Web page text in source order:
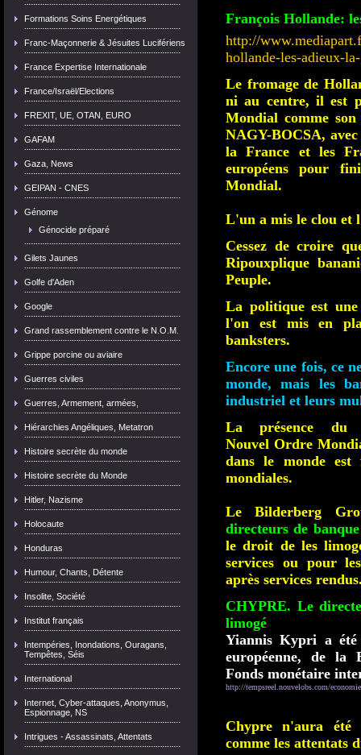
Formations Soins Energétiques
Franc-Maçonnerie & Jésuites Lucifériens
France Expertise Internationale
France/Israël/Elections
FREXIT, UE, OTAN, EURO
GAFAM
Gaza, News
GEIPAN - CNES
Génome
Génocide préparé
Gilets Jaunes
Golfe d'Aden
Google
Grand rassemblement contre le N.O.M.
Grippe porcine ou aviaire
Guerres civiles
Guerres, Armement, armées,
Hiérarchies Angéliques, Metatron
Histoire secrète du monde
Histoire secrète du Monde
Hitler, Nazisme
Holocaute
Honduras
Humour, Chants, Détente
Insolite, Société
Institut français
Intempéries, Inondations, Ouragans,
Tempêtes, Séis
International
Internet, Cyber-attaques, Anonymus,
Espionnage, NS
Intrigues - Assassinats, Attentats
François Hollande:
http://
hollande-les-adieux-
Le fromage de
ni au centre, il est
Mondial comme
NAGY-BOCSA,
la France et les
européens pour
Mondial.
L'un a mis le clou et
Cessez de croire
Ripouxplique
Peuple.
La politique est
l'on est mis en
banksters.
Encore une fois, ce
monde, mais les
industriel et leurs
La présence du
Nouvel Ordre
dans le monde est
mondiales.
Le Bilderberg
directeurs de
le droit de les
services ou pour
après services
CHYPRE. Le
limogé
Yiannis Kypri a
européenne, de la
Fonds monétaire
http://tempsreel.nouvelobs.com/
Chypre n'aura
comme les attentats